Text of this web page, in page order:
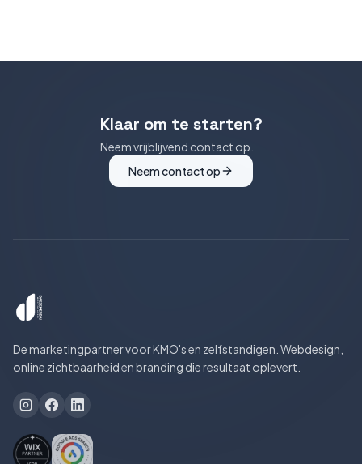
Klaar om te starten?
Neem vrijblijvend contact op.
Neem contact op
De marketingpartner voor KMO's en zelfstandigen. Webdesign,
online zichtbaarheid en branding die resultaat oplevert.